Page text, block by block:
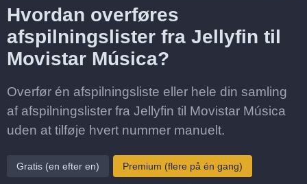
Hvordan overføres
afspilningslister fra Jellyfin til
Movistar Música?
Overfør én afspilningsliste eller hele din samling
af afspilningslister fra Jellyfin til Movistar Música
uden at tilføje hvert nummer manuelt.
Gratis (en efter en) Premium (flere på én gang)